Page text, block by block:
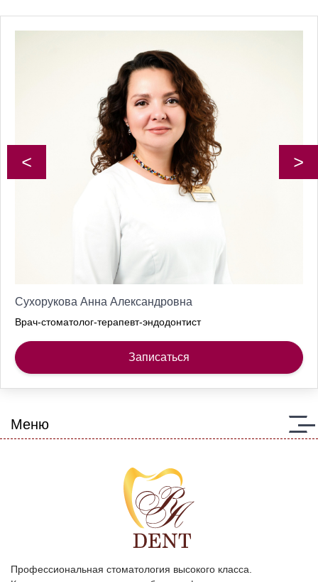
< >
Сухорукова Анна Александровна
Врач-стоматолог-терапевт-эндодонтист
Записаться
Меню
Профессиональная стоматология высокого класса.